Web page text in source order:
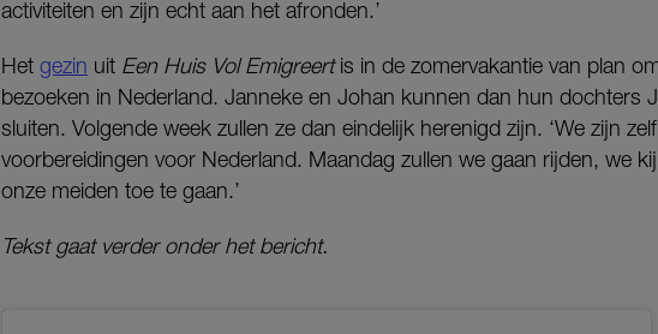
activiteiten en zijn echt aan het afronden.’
Het gezin uit Een Huis Vol Emigreertis in de zomervakantie van plan
bezoeken in Nederland. Janneke en Johan kunnen dan hun dochters
sluiten. Volgende week zullen ze dan eindelijk herenigd zijn. ‘We zijn
voorbereidingen voor Nederland. Maandag zullen we gaan rijden, we
onze meiden toe te gaan.’
Tekst gaat verder onder het bericht.